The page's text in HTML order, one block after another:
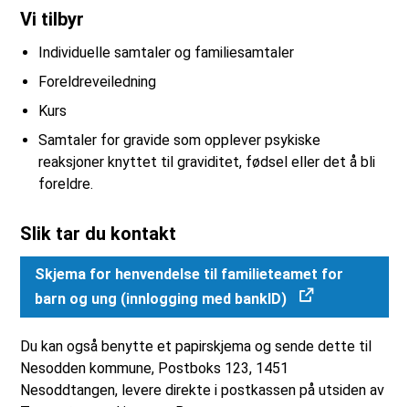
Vi tilbyr
Individuelle samtaler og familiesamtaler
Foreldreveiledning
Kurs
Samtaler for gravide som opplever psykiske
reaksjoner knyttet til graviditet, fødsel eller det å bli
foreldre.
Slik tar du kontakt
Skjema for henvendelse til familieteamet for
barn og ung (innlogging med bankID)
Du kan også benytte et papirskjema og sende dette til
Nesodden kommune, Postboks 123, 1451
Nesoddtangen, levere direkte i postkassen på utsiden av